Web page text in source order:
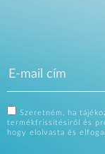
Szeretném, ha
termékfrissítésiről és
hogy elolvasta és